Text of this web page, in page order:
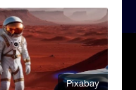
Pixabay